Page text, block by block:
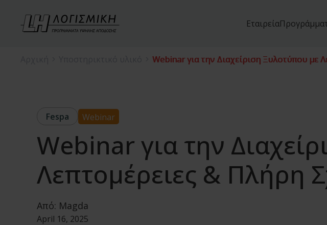
Εταιρεία
Webinar για την Διαχείριση Ξυλοτύπου με
Fespa Webinar
Webinar για την
Λεπτομέρειες & Πλήρη
Από: Magda
April 16, 2025